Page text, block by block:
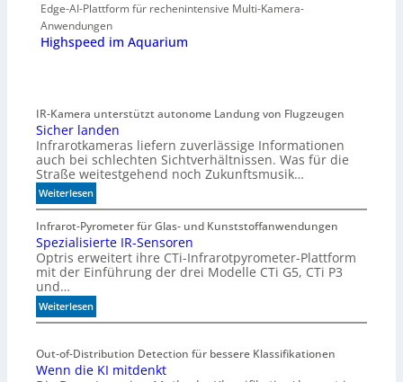
Edge-AI-Plattform für rechenintensive Multi-Kamera-
Anwendungen
Highspeed im Aquarium
IR-Kamera unterstützt autonome Landung von Flugzeugen
Sicher landen
Infrarotkameras liefern zuverlässige Informationen
auch bei schlechten Sichtverhältnissen. Was für die
Straße weitestgehend noch Zukunftsmusik…
Weiterlesen:
S
i
c
h
e
l
a
d
e
Infrarot-Pyrometer für Glas- und Kunststoffanwendungen
Spezialisierte IR-Sensoren
Optris erweitert ihre CTi-Infrarotpyrometer-Plattform
mit der Einführung der drei Modelle CTi G5, CTi P3
und…
Weiterlesen:
S
e
z
Out-of-Distribution Detection für bessere Klassifikationen
Wenn die KI mitdenkt